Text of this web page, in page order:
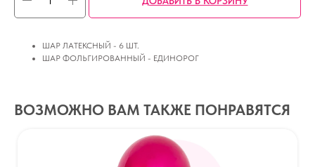
ШАР ЛАТЕКСНЫЙ - 6 ШТ.
ШАР ФОЛЬГИРОВАННЫЙ - ЕДИНОРОГ
ВОЗМОЖНО ВАМ ТАКЖЕ ПОНРАВЯТСЯ